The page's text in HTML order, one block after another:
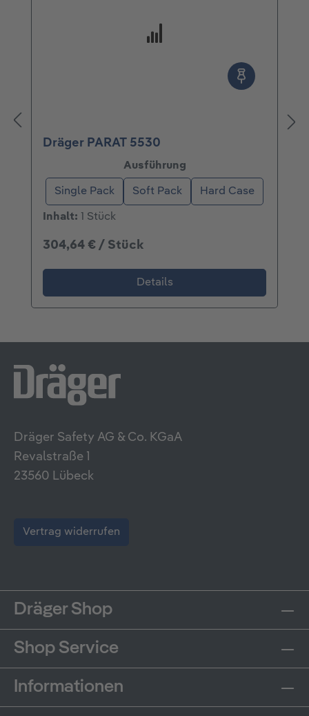
Dräger PARAT 5530
Ausführungauswählen
Single Pack Soft Pack Hard Case
Inhalt: 1 Stück
304,64 € / Stück
Details
Dräger Safety AG & Co. KGaA
Revalstraße 1
23560 Lübeck
Vertrag widerrufen
Dräger Shop
Shop Service
Informationen